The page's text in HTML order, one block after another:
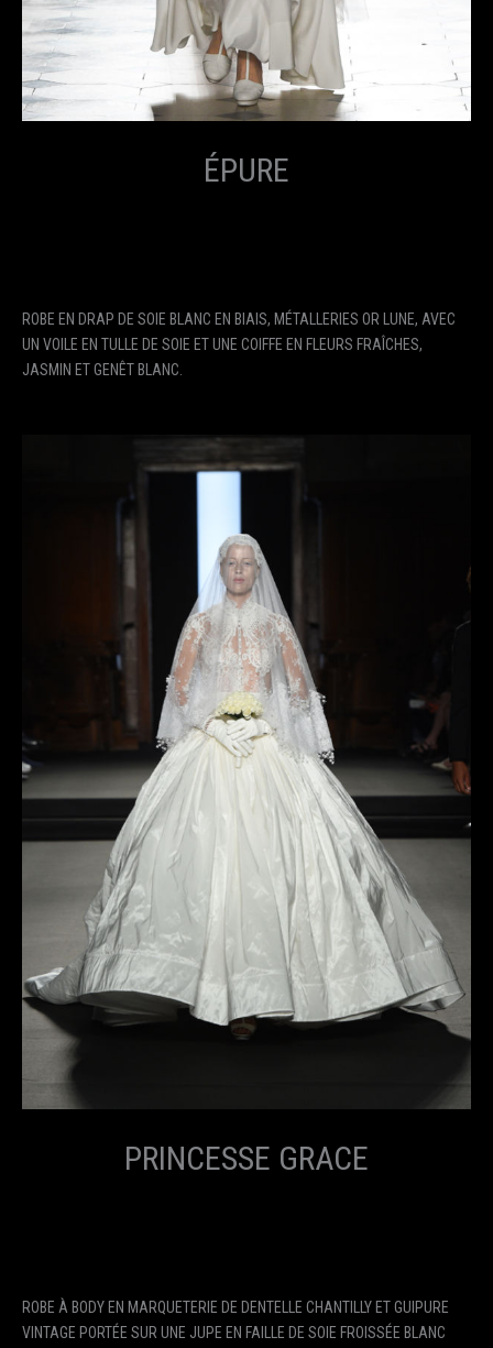
ÉPURE
ROBE EN DRAP DE SOIE BLANC EN BIAIS, MÉTALLERIES OR LUNE, AVEC
UN VOILE EN TULLE DE SOIE ET UNE COIFFE EN FLEURS FRAÎCHES,
JASMIN ET GENÊT BLANC.
PRINCESSE GRACE
ROBE À BODY EN MARQUETERIE DE DENTELLE CHANTILLY ET GUIPURE
VINTAGE PORTÉE SUR UNE JUPE EN FAILLE DE SOIE FROISSÉE BLANC